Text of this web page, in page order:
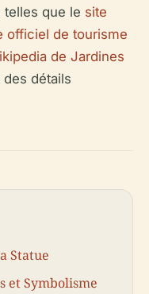
telles que le site
officiel de tourisme
de Jardines
détails
Statue
et Symbolisme